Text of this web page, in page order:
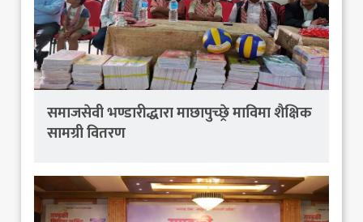
समाजसेवी भण्डारीद्धारा माछापुच्छ्रे माविमा शैक्षिक
सामग्री वितरण